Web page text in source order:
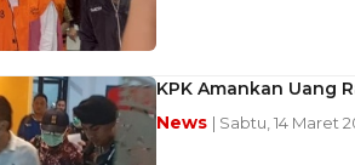
KPK Amankan Uang
News | Sabtu, 14 Maret